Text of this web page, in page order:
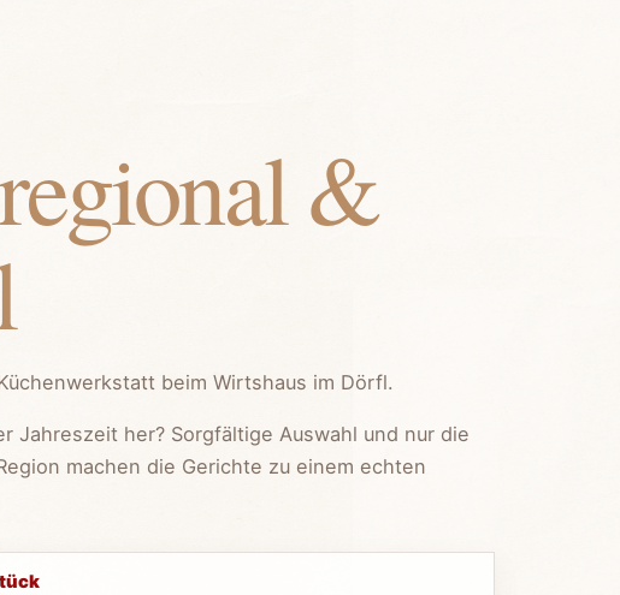
&
beim Wirtshaus im Dörfl.
Jahreszeit her? Sorgfältige Auswahl und nur die
machen die Gerichte zu einem echten